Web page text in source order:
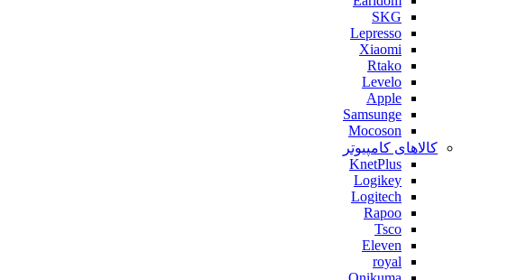
SKG
Lepresso
Xiaomi
Rtako
Levelo
Apple
Samsunge
Mocoson
کالاهای کامپیوتر
KnetPlus
Logikey
Logitech
Rapoo
Tsco
Eleven
royal